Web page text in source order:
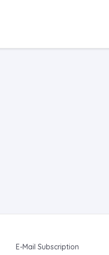
E-Mail Subscription